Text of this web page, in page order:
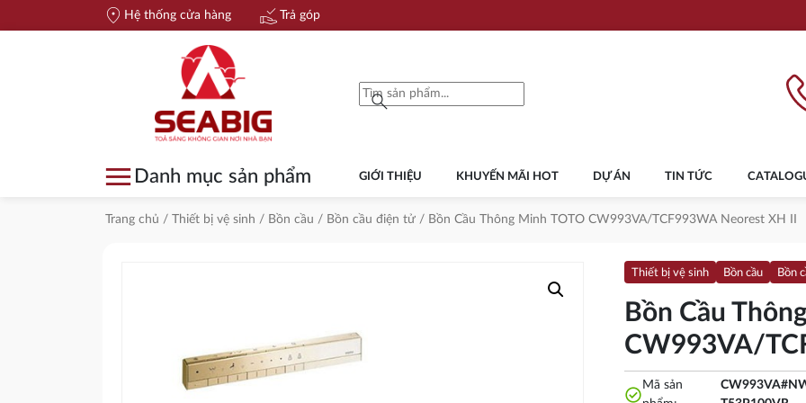
location_on Hệ thống cửa hàng approval_delegation Trả góp
search
menu Danh mục sản phẩm GIỚI THIỆU KHUYẾN MÃI HOT DỰ ÁN TIN TỨC
Trang chủ / Thiết bị vệ sinh / Bồn cầu / Bồn cầu điện tử / Bồn Cầu Thông Minh TOTO CW993VA/TCF993WA Neorest XH II
Thiết bị vệ sinh Bồn cầu Bồn
Bồn Cầu
CW993VA/
check_circle Mã sản